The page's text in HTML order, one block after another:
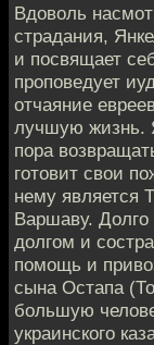
Вдоволь
страдания,
и посвящает
проповедует
отчаяние
лучшую жизнь.
пора
готовит свои
нему является
Варшаву.
долгом и
помощь и
сына Остапа
большую
украинского